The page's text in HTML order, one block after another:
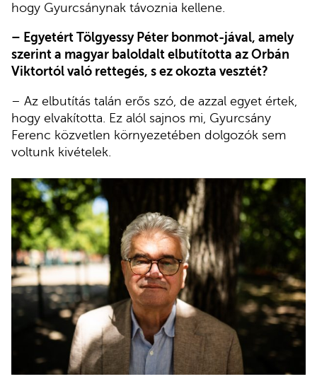
hogy Gyurcsánynak távoznia kellene.
– Egyetért Tölgyessy Péter bonmot-jával, amely
szerint a magyar baloldalt elbutította az Orbán
Viktortól való rettegés, s ez okozta vesztét?
– Az elbutítás talán erős szó, de azzal egyet értek,
hogy elvakította. Ez alól sajnos mi, Gyurcsány
Ferenc közvetlen környezetében dolgozók sem
voltunk kivételek.